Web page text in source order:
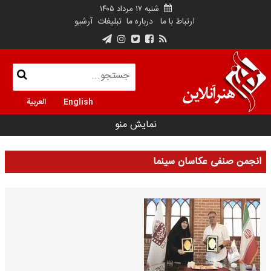
شنبه ۱۷ مرداد ۱۴۰۵
ارتباط با ما درباره ما تبلیغات آرشیو
English العربية
نمایش منو
انجمن صنفی عکاسان سینما